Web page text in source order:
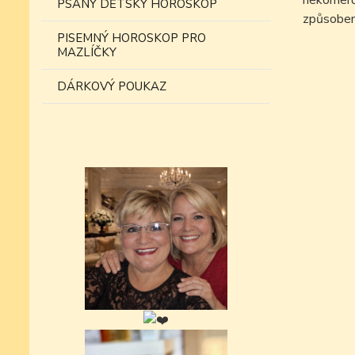
PSANÝ DĚTSKÝ HOROSKOP
PISEMNÝ HOROSKOP PRO
MAZLÍČKY
DÁRKOVÝ POUKAZ